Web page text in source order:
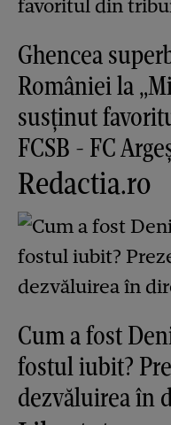
Ghencea
României la
susținut
FCSB - FC
Redactia.ro
Cum a fost
fostul iubit?
dezvăluirea în